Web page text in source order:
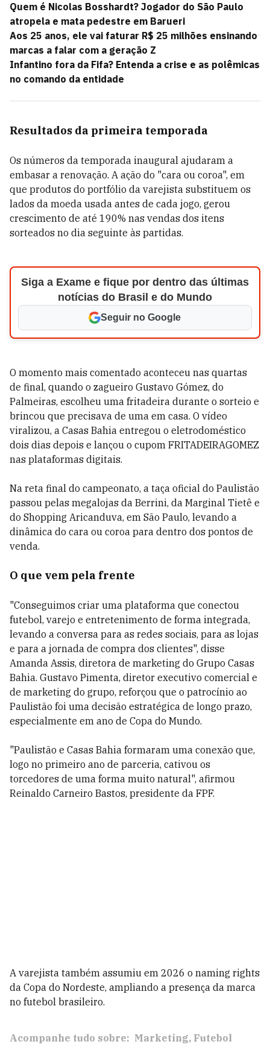
Quem é Nicolas Bosshardt? Jogador do São Paulo
atropela e mata pedestre em Barueri
Aos 25 anos, ele vai faturar R$ 25 milhões ensinando
marcas a falar com a geração Z
Infantino fora da Fifa? Entenda a crise e as polêmicas
no comando da entidade
Resultados da primeira temporada
Os números da temporada inaugural ajudaram a
embasar a renovação. A ação do "cara ou coroa", em
que produtos do portfólio da varejista substituem os
lados da moeda usada antes de cada jogo, gerou
crescimento de até 190% nas vendas dos itens
sorteados no dia seguinte às partidas.
Siga a Exame e fique por dentro das últimas
notícias do Brasil e do Mundo
Seguir no Google
O momento mais comentado aconteceu nas quartas
de final, quando o zagueiro Gustavo Gómez, do
Palmeiras, escolheu uma fritadeira durante o sorteio e
brincou que precisava de uma em casa. O vídeo
viralizou, a Casas Bahia entregou o eletrodoméstico
dois dias depois e lançou o cupom FRITADEIRAGOMEZ
nas plataformas digitais.
Na reta final do campeonato, a taça oficial do Paulistão
passou pelas megalojas da Berrini, da Marginal Tietê e
do Shopping Aricanduva, em São Paulo, levando a
dinâmica do cara ou coroa para dentro dos pontos de
venda.
O que vem pela frente
"Conseguimos criar uma plataforma que conectou
futebol, varejo e entretenimento de forma integrada,
levando a conversa para as redes sociais, para as lojas
e para a jornada de compra dos clientes", disse
Amanda Assis, diretora de marketing do Grupo Casas
Bahia. Gustavo Pimenta, diretor executivo comercial e
de marketing do grupo, reforçou que o patrocínio ao
Paulistão foi uma decisão estratégica de longo prazo,
especialmente em ano de Copa do Mundo.
"Paulistão e Casas Bahia formaram uma conexão que,
logo no primeiro ano de parceria, cativou os
torcedores de uma forma muito natural", afirmou
Reinaldo Carneiro Bastos, presidente da FPF.
A varejista também assumiu em 2026 o naming rights
da Copa do Nordeste, ampliando a presença da marca
no futebol brasileiro.
Acompanhe tudo sobre: Marketing Futebol